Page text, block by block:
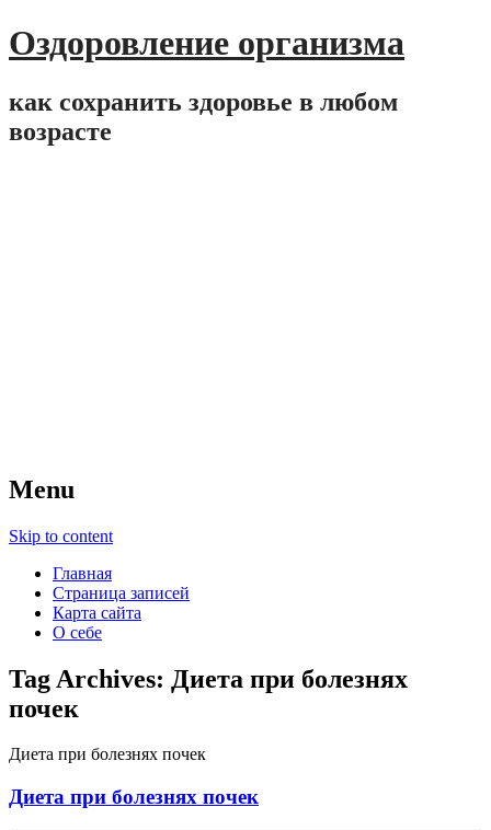
Оздоровление организма
как сохранить здоровье в любом
возрасте
Menu
Skip to content
Главная
Страница записей
Карта сайта
О себе
Tag Archives: Диета при болезнях
почек
Диета при болезнях почек
Диета при болезнях почек